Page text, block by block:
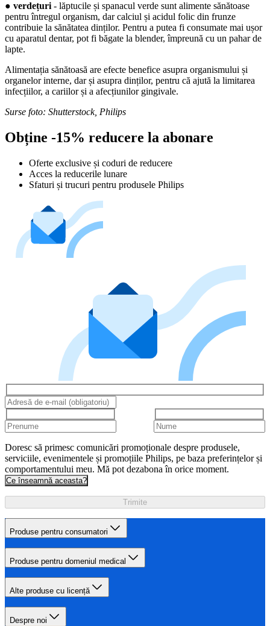
● verdețuri - lăptucile și spanacul verde sunt alimente sănătoase
pentru întregul organism, dar calciul și acidul folic din frunze
contribuie la sănătatea dinților. Pentru a putea fi consumate mai ușor
cu aparatul dentar, pot fi băgate la blender, împreună cu un pahar de
lapte.
Alimentația sănătoasă are efecte benefice asupra organismului și
organelor interne, dar și asupra dinților, pentru că ajută la limitarea
infecțiilor, a cariilor și a afecțiunilor gingivale.
Surse foto: Shutterstock, Philips
Obține -15% reducere la abonare
Oferte exclusive și coduri de reducere
Acces la reducerile lunare
Sfaturi și trucuri pentru produsele Philips
Doresc să primesc comunicări promoționale despre produsele,
serviciile, evenimentele și promoțiile Philips, pe baza preferințelor și
comportamentului meu. Mă pot dezabona în orice moment.
Ce înseamnă aceasta?
Trimite
Produse pentru consumatori
Produse pentru domeniul medical
Alte produse cu licență
Despre noi